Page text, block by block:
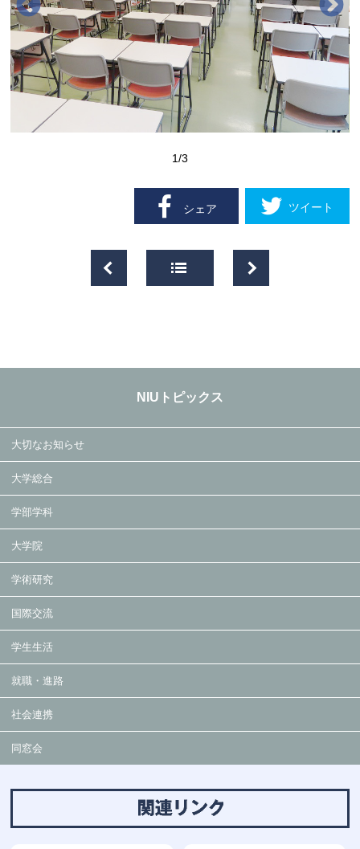
1/3
シェア ツイート
NIUトピックス
大切なお知らせ
大学総合
学部学科
大学院
学術研究
国際交流
学生生活
就職・進路
社会連携
同窓会